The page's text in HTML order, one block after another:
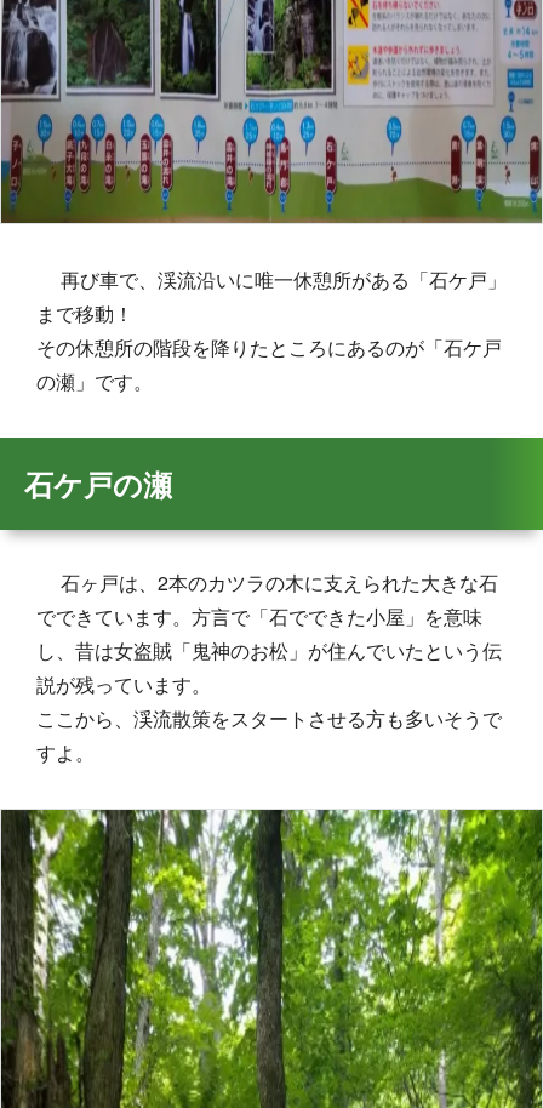
再び車で、渓流沿いに唯一休憩所がある「石ケ戸」
まで移動！
その休憩所の階段を降りたところにあるのが「石ケ戸
の瀬」です。
石ケ戸の瀬
石ヶ戸は、2本のカツラの木に支えられた大きな石
でできています。方言で「石でできた小屋」を意味
し、昔は女盗賊「鬼神のお松」が住んでいたという伝
説が残っています。
ここから、渓流散策をスタートさせる方も多いそうで
すよ。